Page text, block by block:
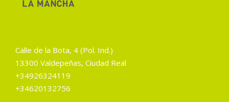
Calle de la Bota, 4 (Pol. Ind.)
13300 Valdepeñas, Ciudad Real
+34926324119
+34620132756